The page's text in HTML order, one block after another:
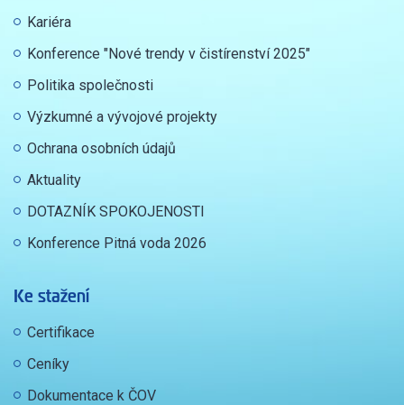
Kariéra
Konference "Nové trendy v čistírenství 2025"
Politika společnosti
Výzkumné a vývojové projekty
Ochrana osobních údajů
Aktuality
DOTAZNÍK SPOKOJENOSTI
Konference Pitná voda 2026
Ke stažení
Certifikace
Ceníky
Dokumentace k ČOV